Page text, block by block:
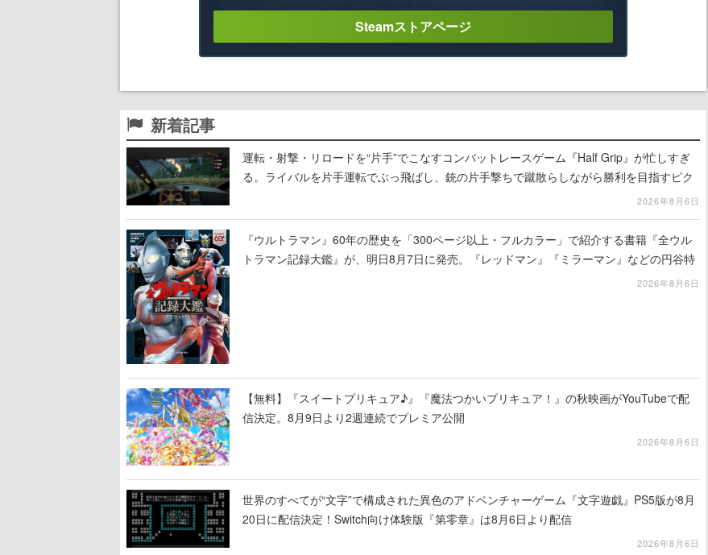
Steamストアページ
新着記事
運転・射撃・リロードを“片手”でこなすコンバットレースゲーム『Half Grip』が忙しすぎ
る。ライバルを片手運転でぶっ飛ばし、銃の片手撃ちで蹴散らしながら勝利を目指すピク
2026年8月6日
『ウルトラマン』60年の歴史を「300ページ以上・フルカラー」で紹介する書籍『全ウル
トラマン記録大鑑』が、明日8月7日に発売。『レッドマン』『ミラーマン』などの円谷特
2026年8月6日
【無料】『スイートプリキュア♪』『魔法つかいプリキュア！』の秋映画がYouTubeで配
信決定。8月9日より2週連続でプレミア公開
2026年8月6日
世界のすべてが“文字”で構成された異色のアドベンチャーゲーム『文字遊戯』PS5版が8月
20日に配信決定！Switch向け体験版『第零章』は8月6日より配信
2026年8月6日